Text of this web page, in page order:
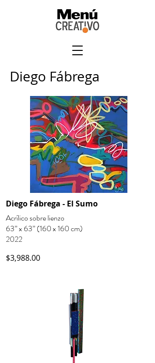
Diego Fábrega
Diego Fábrega - El Sumo
Acrílico sobre lienzo
63” x 63” (160 x 160 cm)
2022
$3,988.00